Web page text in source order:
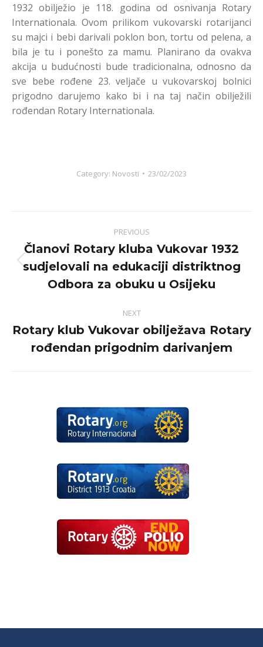
1932 obilježio je 118. godina od osnivanja Rotary
Internationala. Ovom prilikom vukovarski rotarijanci
su majci i bebi darivali poklon bon, tortu od pelena, a
bila je tu i ponešto za mamu. Planirano da ovakva
akcija u budućnosti bude tradicionalna, odnosno da
sve bebe rođene 23. veljače u vukovarskoj bolnici
prigodno darujemo kako bi i na taj način obilježili
rođendan Rotary Internationala.
Category: Novosti 23/02/2023
navigation
PREVIOUS
Previous
post:
Članovi Rotary kluba Vukovar 1932
sudjelovali na edukaciji distriktnog
Odbora za obuku u Osijeku
NEXT
Next
post:
Rotary klub Vukovar obilježava Rotary
rođendan prigodnim darivanjem